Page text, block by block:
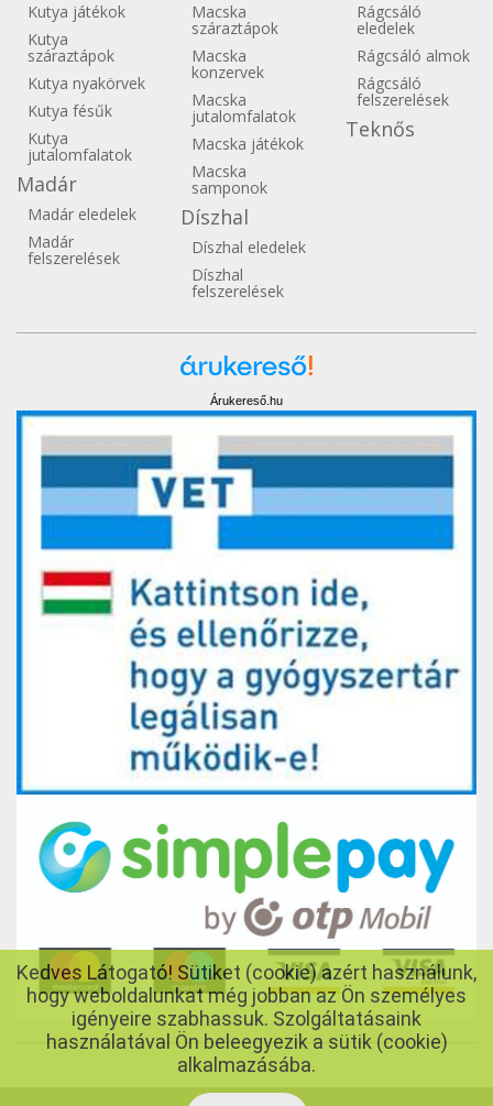
Kutya játékok
Kutya
száraztápok
Kutya nyakörvek
Kutya fésűk
Kutya
jutalomfalatok
Madár
Madár eledelek
Madár
felszerelések
Macska
száraztápok
Macska
konzervek
Macska
jutalomfalatok
Macska játékok
Macska
samponok
Díszhal
Díszhal eledelek
Díszhal
felszerelések
Rágcsáló
eledelek
Rágcsáló almok
Rágcsáló
felszerelések
Teknős
Árukereső.hu
Kedves Látogató! Sütiket (cookie) azért használunk,
hogy weboldalunkat még jobban az Ön személyes
igényeire szabhassuk. Szolgáltatásaink
használatával Ön beleegyezik a sütik (cookie)
alkalmazásába.